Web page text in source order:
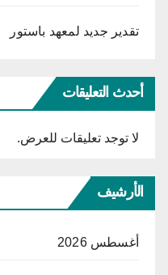
تقدير جديد لمعهد باستور
أحدث التعليقات
لا توجد تعليقات للعرض.
الأرشيف
أغسطس 2026